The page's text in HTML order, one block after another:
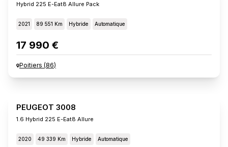
Hybrid 225 E-Eat8 Allure Pack
2021 89 551 Km Hybride Automatique
17 990 €
Poitiers (86)
PEUGEOT 3008
1.6 Hybrid 225 E-Eat8 Allure
2020 49 339 Km Hybride Automatique